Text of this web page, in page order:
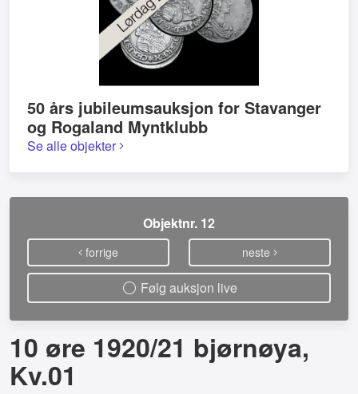
50 års jubileumsauksjon for Stavanger
og Rogaland Myntklubb
Se alle objekter
Objektnr. 12
forrige neste
Følg auksjon live
10 øre 1920/21 bjørnøya,
Kv.01